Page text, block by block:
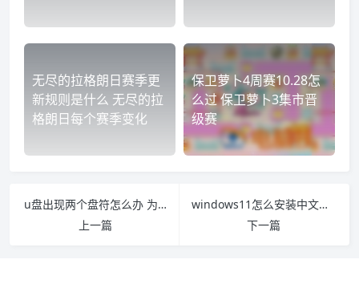
无尽的拉格朗日赛季更
新规则是什么 无尽的拉
格朗日每个赛季变化
保卫萝卜4周赛10.28怎
么过 保卫萝卜3集市晋
级赛
u盘出现两个盘符怎么办 为什么u盘会出现2个盘符
上一篇
windows11怎么安装中文包 Windows11怎么安装中文
下一篇